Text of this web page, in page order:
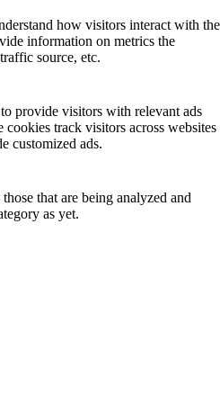
how visitors interact with the
information on metrics the
source, etc.
provide visitors with relevant ads
cookies track visitors across websites
customized ads.
that are being analyzed and
as yet.